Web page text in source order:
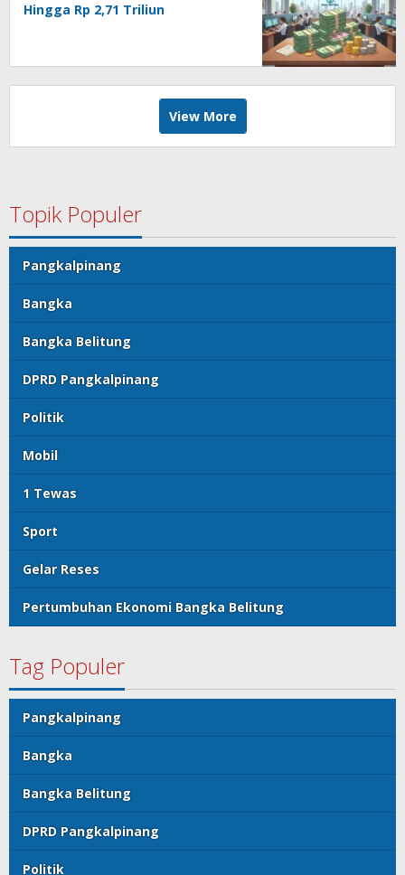
Hingga Rp 2,71 Triliun
View More
Topik Populer
Pangkalpinang
Bangka
Bangka Belitung
DPRD Pangkalpinang
Politik
Mobil
1 Tewas
Sport
Gelar Reses
Pertumbuhan Ekonomi Bangka Belitung
Tag Populer
Pangkalpinang
Bangka
Bangka Belitung
DPRD Pangkalpinang
Politik